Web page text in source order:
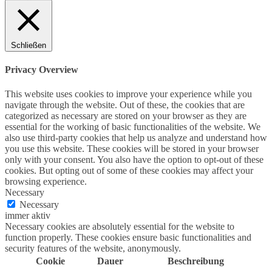
Schließen
Privacy Overview
This website uses cookies to improve your experience while you
navigate through the website. Out of these, the cookies that are
categorized as necessary are stored on your browser as they are
essential for the working of basic functionalities of the website. We
also use third-party cookies that help us analyze and understand how
you use this website. These cookies will be stored in your browser
only with your consent. You also have the option to opt-out of these
cookies. But opting out of some of these cookies may affect your
browsing experience.
Necessary
Necessary
immer aktiv
Necessary cookies are absolutely essential for the website to
function properly. These cookies ensure basic functionalities and
security features of the website, anonymously.
Cookie
Dauer Beschreibung